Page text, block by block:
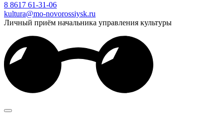
8 8617 61-31-06
kultura@mo-novorossiysk.ru
Личный приём начальника управления культуры